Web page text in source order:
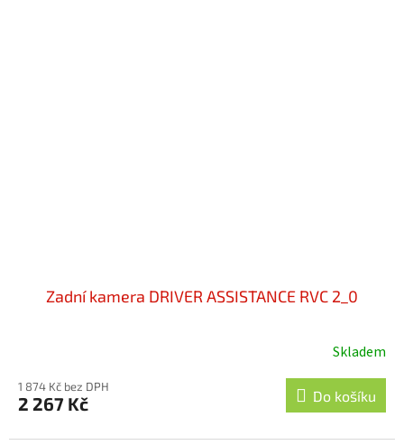
Zadní kamera DRIVER ASSISTANCE RVC 2_0
Skladem
1 874 Kč bez DPH
2 267 Kč Do košíku